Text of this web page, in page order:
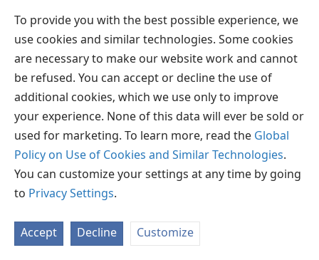
To provide you with the best possible experience, we
use cookies and similar technologies. Some cookies
are necessary to make our website work and cannot
be refused. You can accept or decline the use of
additional cookies, which we use only to improve
your experience. None of this data will ever be sold or
used for marketing. To learn more, read the Global
Policy on Use of Cookies and Similar Technologies.
You can customize your settings at any time by going
to Privacy Settings.
Accept Decline Customize
தமிழ்
விருப்பங்கள்
Copyright © 2026 Watch Tower Bible and Tract Society of Pennsylvania
விதிமுறைகள் ப்ரைவசி செட்டிங்
உள்நுழையவும்